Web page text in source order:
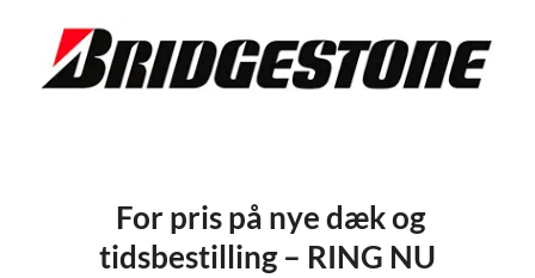
For pris på nye dæk og
tidsbestilling – RING NU